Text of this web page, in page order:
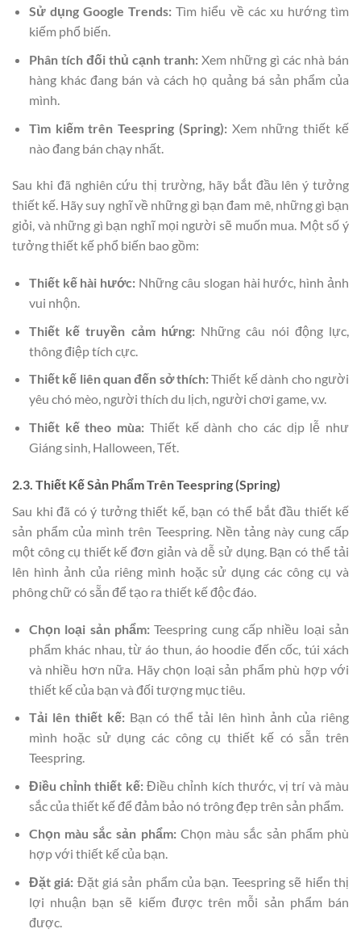
Sử dụng Google Trends: Tìm hiểu về các xu hướng tìm
kiếm phổ biến.
Phân tích đối thủ cạnh tranh:Xem những gì các nhà bán
hàng khác đang bán và cách họ quảng bá sản phẩm của
mình.
Tìm kiếm trên Teespring (Spring):Xem những thiết kế
nào đang bán chạy nhất.
Sau khi đã nghiên cứu thị trường, hãy bắt đầu lên ý tưởng
thiết kế. Hãy suy nghĩ về những gì bạn đam mê, những gì bạn
giỏi, và những gì bạn nghĩ mọi người sẽ muốn mua. Một số ý
tưởng thiết kế phổ biến bao gồm:
Thiết kế hài hước: Những câu slogan hài hước, hình ảnh
vui nhộn.
Thiết kế truyền cảm hứng:Những câu nói động lực,
thông điệp tích cực.
Thiết kế liên quan đến sở thích:Thiết kế dành cho người
yêu chó mèo, người thích du lịch, người chơi game, v.v.
Thiết kế theo mùa: Thiết kế dành cho các dịp lễ như
Giáng sinh, Halloween, Tết.
2.3. Thiết Kế Sản Phẩm Trên Teespring (Spring)
Sau khi đã có ý tưởng thiết kế, bạn có thể bắt đầu thiết kế
sản phẩm của mình trên Teespring. Nền tảng này cung cấp
một công cụ thiết kế đơn giản và dễ sử dụng. Bạn có thể tải
lên hình ảnh của riêng mình hoặc sử dụng các công cụ và
phông chữ có sẵn để tạo ra thiết kế độc đáo.
Chọn loại sản phẩm:Teespring cung cấp nhiều loại sản
phẩm khác nhau, từ áo thun, áo hoodie đến cốc, túi xách
và nhiều hơn nữa. Hãy chọn loại sản phẩm phù hợp với
thiết kế của bạn và đối tượng mục tiêu.
Tải lên thiết kế:Bạn có thể tải lên hình ảnh của riêng
mình hoặc sử dụng các công cụ thiết kế có sẵn trên
Teespring.
Điều chỉnh thiết kế:Điều chỉnh kích thước, vị trí và màu
sắc của thiết kế để đảm bảo nó trông đẹp trên sản phẩm.
Chọn màu sắc sản phẩm:Chọn màu sắc sản phẩm phù
hợp với thiết kế của bạn.
Đặt giá: Đặt giá sản phẩm của bạn. Teespring sẽ hiển thị
lợi nhuận bạn sẽ kiếm được trên mỗi sản phẩm bán
được.